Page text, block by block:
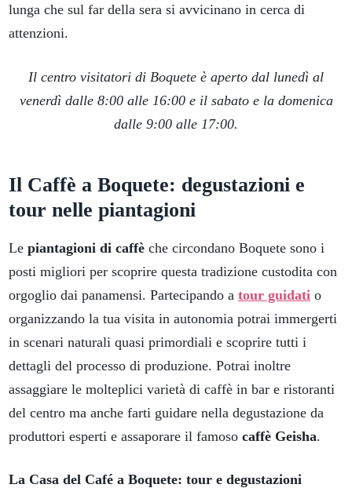
lunga che sul far della sera si avvicinano in cerca di
attenzioni.
Il centro visitatori di Boquete è aperto dal lunedì al
venerdì dalle 8:00 alle 16:00 e il sabato e la domenica
dalle 9:00 alle 17:00.
Il Caffè a Boquete: degustazioni e
tour nelle piantagioni
Le piantagioni di caffè che circondano Boquete sono i
posti migliori per scoprire questa tradizione custodita con
orgoglio dai panamensi. Partecipando a tour guidati o
organizzando la tua visita in autonomia potrai immergerti
in scenari naturali quasi primordiali e scoprire tutti i
dettagli del processo di produzione. Potrai inoltre
assaggiare le molteplici varietà di caffè in bar e ristoranti
del centro ma anche farti guidare nella degustazione da
produttori esperti e assaporare il famoso caffè Geisha.
La Casa del Café a Boquete: tour e degustazioni